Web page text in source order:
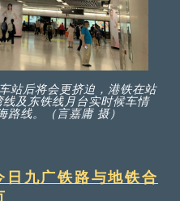
站后将会更挤迫，港铁在站
线及东铁线月台实时候车情
路线。（言嘉庸 摄）
日九广铁路与地铁合